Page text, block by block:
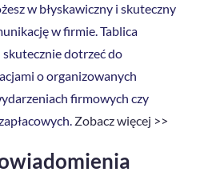
w błyskawiczny i skuteczny
w firmie. Tablica
dotrzeć do
o organizowanych
firmowych czy
Zobacz więcej >>